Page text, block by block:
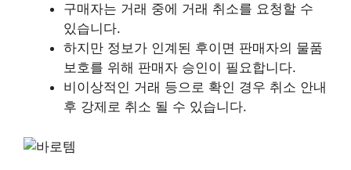
구매자는 거래 중에 거래 취소를 요청할 수
있습니다.
하지만 정보가 인계된 후이면 판매자의 물품
보호를 위해 판매자 승인이 필요합니다.
비이상적인 거래 등으로 확인 경우 취소 안내
후 강제로 취소 될 수 있습니다.